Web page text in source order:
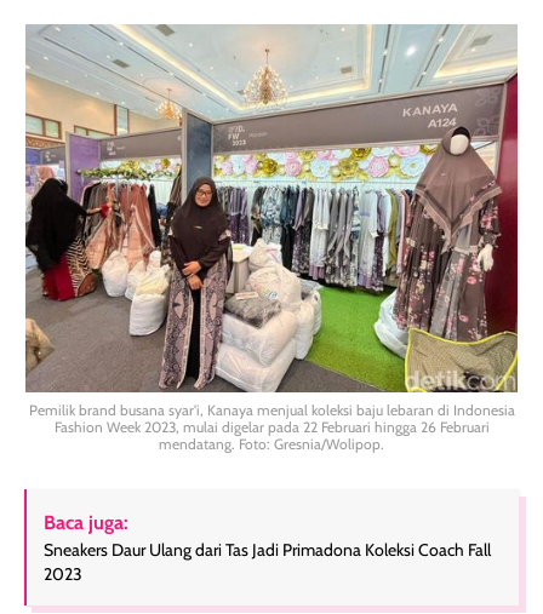
Pemilik brand busana syar'i, Kanaya menjual koleksi baju lebaran di Indonesia
Fashion Week 2023, mulai digelar pada 22 Februari hingga 26 Februari
mendatang. Foto: Gresnia/Wolipop.
Baca juga:
Sneakers Daur Ulang dari Tas Jadi Primadona Koleksi Coach Fall
2023